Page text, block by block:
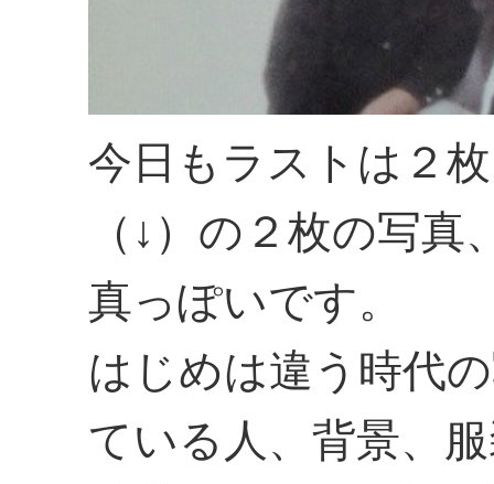
今日もラストは２
（↓）の２枚の写
真っぽいです。
はじめは違う時代
ている人、背景、